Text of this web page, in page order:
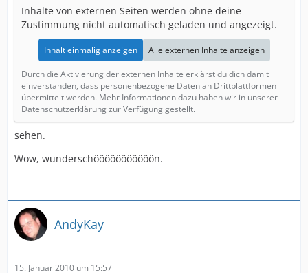
Inhalte von externen Seiten werden ohne deine
Zustimmung nicht automatisch geladen und angezeigt.
Inhalt einmalig anzeigen Alle externen Inhalte anzeigen
Durch die Aktivierung der externen Inhalte erklärst du dich damit
einverstanden, dass personenbezogene Daten an Drittplattformen
übermittelt werden. Mehr Informationen dazu haben wir in unserer
Datenschutzerklärung zur Verfügung gestellt.
sehen.
Wow, wunderschööööööööööön.
AndyKay
15. Januar 2010 um 15:57